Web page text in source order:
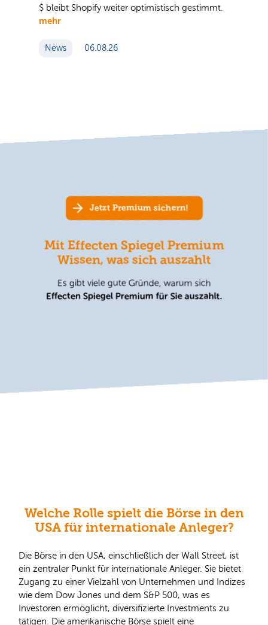
$ bleibt Shopify weiter optimistisch gestimmt.
mehr
News 06.08.26
Jetzt Premium sichern!
Mit Effecten Spiegel Premium
Wissen, was sich auszahlt
Es gibt viele gute Gründe, warum sich
Effecten Spiegel Premium für Sie auszahlt.
Welche Rolle spielt die Börse in den
USA für internationale Anleger?
Die Börse in den USA, einschließlich der Wall Street, ist
ein zentraler Punkt für internationale Anleger. Sie bietet
Zugang zu einer Vielzahl von Unternehmen und Indizes
wie dem Dow Jones und dem S&P 500, was es
Investoren ermöglicht, diversifizierte Investments zu
tätigen. Die amerikanische Börse spielt eine